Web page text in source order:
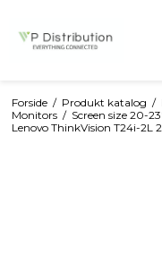
Forside / Produkt katalog /
Monitors / Screen size 20-
Lenovo ThinkVision T24i-2L